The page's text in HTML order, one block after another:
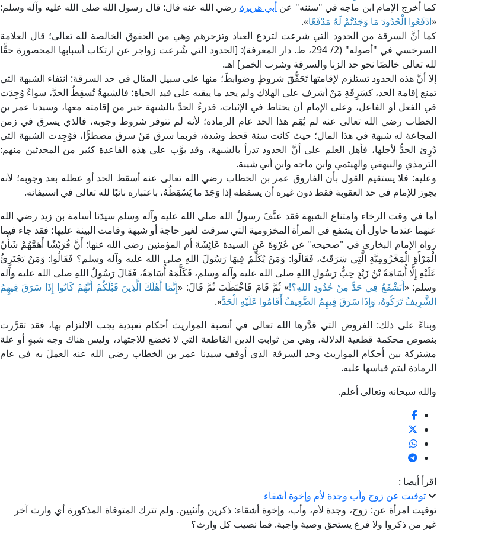
كما أخرج الإمام ابن ماجه في "سننه" عنأبي هريرة رضي الله عنه قال: قال رسول الله صلى الله عليه وآله وسلم:
«ادْفَعُوا الْحُدُودَ مَا وَجَدْتُمْ لَهُ مَدْفَعًا».
كما أنَّ السرقة من الحدود التي شرعت لتردع العباد وتزجرهم وهي من الحقوق الخالصة لله تعالى؛ قال العلامة
السرخسي في "أصوله" (2/ 294، ط. دار المعرفة): [الحدود التي شُرعت زواجر عن ارتكاب أسبابها المحصورة حقًّا
لله تعالى خالصًا نحو حد الزنا والسرقة وشرب الخمر] اهـ.
إلا أنَّ هذه الحدود تستلزم لإقامتها تَحَقُّقَ شروطٍ وضوابطَ؛ منها على سبيل المثال في حد السرقة: انتفاء الشبهة التي
تمنع إقامة الحد، كسَرِقَةِ مَنْ أشرف على الهلاك ولم يجد ما يبقيه على قيد الحياة؛ فالشبهةُ تُسقِطُ الحدَّ، سواءٌ وُجِدَت
في الفعل أو الفاعل، وعلى الإمام أن يحتاط في الإثبات، فدرءُ الحدِّ بالشبهة خير من إقامته معها، وسيدنا عمر بن
الخطاب رضي الله تعالى عنه لم يُقِم هذا الحد عام الرمادة؛ لأنه لم تتوفر شروط وجوبه، فالذي يسرق في زمن
المجاعة له شبهة في هذا المال؛ حيث كانت سنة قحط وشدة، فربما سرق مَنْ سرق مضطرًّا، فوُجِدت الشبهة التي
دُرِئ الحدُّ لأجلها، فأهل العلم على أنَّ الحدود تدرأ بالشبهة، وقد بوَّب على هذه القاعدة كثير من المحدثين منهم:
الترمذي والبيهقي والهيثمي وابن ماجه وابن أبي شيبة.
وعليه: فلا يستقيم القول بأن الفاروق عمر بن الخطاب رضي الله تعالى عنه أسقط الحد أو عطله بعد وجوبه؛ لأنه
يجوز للإمام في حد العقوبة فقط دون غيره أن يسقطه إذا وَجَدَ ما يُسْقِطُهُ، باعتباره نائبًا لله تعالى في استيفائه.
أما في وقت الرخاء وامتناع الشبهة فقد عنَّفَ رسولُ الله صلى الله عليه وآله وسلم سيدَنا أسامة بن زيد رضي الله
عنهما عندما حاول أن يشفع في المرأة المخزومية التي سرقت لغير حاجة أو شبهة وقامت البينة عليها؛ فقد جاء فيما
رواه الإمام البخاري في "صحيحه" عن عُرْوَةَ عَن السيدة عَائِشَةَ أم المؤمنين رضي الله عنها: أَنَّ قُرَيْشًا أَهَمَّهُمْ شَأْنُ
الْمَرْأَةِ الْمَخْزُومِيَّةِ الَّتِي سَرَقَتْ، فَقَالَوا: وَمَنْ يُكَلِّمُ فِيهَا رَسُولَ اللهِ صلى الله عليه وآله وسلم؟ فَقَالُوا: وَمَنْ يَجْتَرِئُ
عَلَيْهِ إِلَّا أُسَامَةُ بْنُ زَيْدٍ حِبُّ رَسُولِ اللهِ صلى الله عليه وآله وسلم، فَكَلَّمَهُ أُسَامَةُ، فَقَالَ رَسُولُ اللهِ صلى الله عليه وآله
وسلم: «أَتَشْفَعُ فِي حَدٍّ مِنْ حُدُودِ اللهِ؟!» ثُمَّ قَامَ فَاخْتَطَبَ ثُمَّ قَالَ: «إِنَّمَا أَهْلَكَ الَّذِينَ قَبْلَكُمْ أَنَّهُمْ كَانُوا إِذَا سَرَقَ فِيهِمُ
الشَّرِيفُ تَرَكُوهُ، وَإِذَا سَرَقَ فِيهِمُ الضَّعِيفُ أَقَامُوا عَلَيْهِ الْحَدَّ».
وبناءً على ذلك: الفروض التي قدَّرها الله تعالى في أنصبة المواريث أحكام تعبدية يجب الالتزام بها، فقد تقرَّرت
بنصوص محكمة قطعية الدلالة، وهي من ثوابتِ الدين القاطعة التي لا تخضع للاجتهاد، وليس هناك وجه شبهٍ أو علة
مشتركة بين أحكام المواريث وحد السرقة الذي أوقف سيدنا عمر بن الخطاب رضي الله عنه العملَ به في عام
الرمادة ليتم قياسها عليه.
والله سبحانه وتعالى أعلم.
اقرأ أيضا :
توفيت عن زوج وأب وجدة لأم وإخوة أشقاء
توفيت امرأة عن: زوج، وجدة لأم، وأب، وإخوة أشقاء: ذكرين وأنثيين. ولم تترك المتوفاة المذكورة أي وارث آخر
غير من ذكروا ولا فرع يستحق وصية واجبة. فما نصيب كل وارث؟